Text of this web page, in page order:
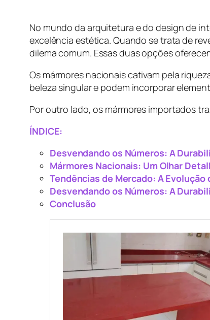
No mundo da arquitetura e do design de
excelência estética. Quando se trata de
dilema comum. Essas duas opções
Os mármores nacionais cativam pela
beleza singular e podem incorporar
Por outro lado, os mármores importados
ÍNDICE:
Desvendando os Números: A
Mármores Nacionais: Um Olhar
Tendências de Mercado: A
Desvendando os Números: A
Conclusão